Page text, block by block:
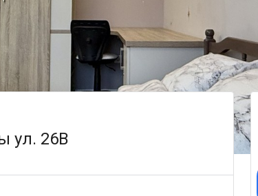
ул. 26В